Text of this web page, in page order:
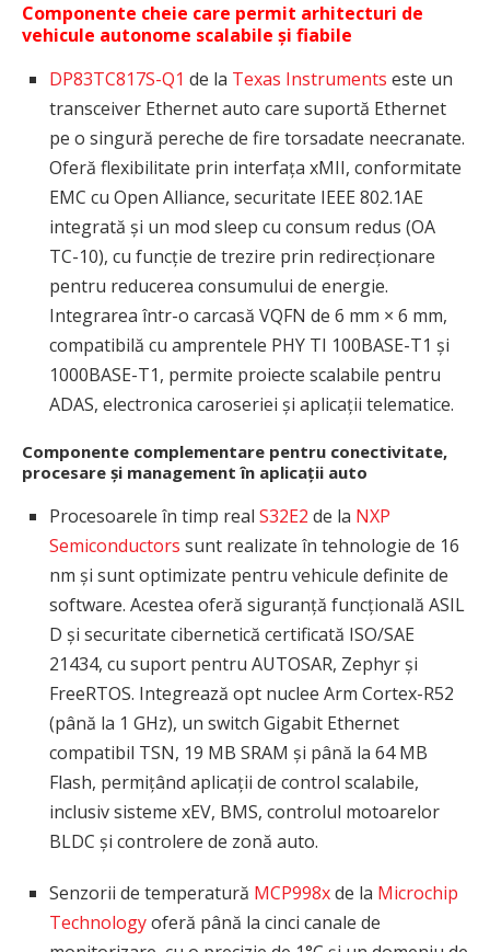
Componente cheie care permit arhitecturi de
vehicule autonome scalabile și fiabile
DP83TC817S-Q1 de la Texas Instruments este un
transceiver Ethernet auto care suportă Ethernet
pe o singură pereche de fire torsadate neecranate.
Oferă flexibilitate prin interfața xMII, conformitate
EMC cu Open Alliance, securitate IEEE 802.1AE
integrată și un mod sleep cu consum redus (OA
TC-10), cu funcție de trezire prin redirecționare
pentru reducerea consumului de energie.
Integrarea într-o carcasă VQFN de 6 mm × 6 mm,
compatibilă cu amprentele PHY TI 100BASE-T1 și
1000BASE-T1, permite proiecte scalabile pentru
ADAS, electronica caroseriei și aplicații telematice.
Componente complementare pentru conectivitate,
procesare și management în aplicații auto
Procesoarele în timp real S32E2 de la NXP
Semiconductors sunt realizate în tehnologie de 16
nm și sunt optimizate pentru vehicule definite de
software. Acestea oferă siguranță funcțională ASIL
D și securitate cibernetică certificată ISO/SAE
21434, cu suport pentru AUTOSAR, Zephyr și
FreeRTOS. Integrează opt nuclee Arm Cortex-R52
(până la 1 GHz), un switch Gigabit Ethernet
compatibil TSN, 19 MB SRAM și până la 64 MB
Flash, permițând aplicații de control scalabile,
inclusiv sisteme xEV, BMS, controlul motoarelor
BLDC și controlere de zonă auto.
Senzorii de temperatură MCP998xde la Microchip
Technologyoferă până la cinci canale de